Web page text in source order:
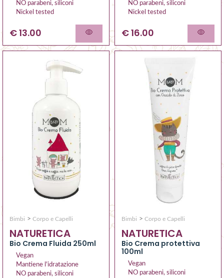
NO parabeni, siliconi
Nickel tested
€ 13.00
NO parabeni, siliconi
Nickel tested
€ 16.00
Bimbi > Corpo e Capelli
NATURETICA
Bio Crema Fluida 250ml
Vegan
Mantiene l'idratazione
NO parabeni, siliconi
Bimbi > Corpo e Capelli
NATURETICA
Bio Crema protettiva
100ml
Vegan
NO parabeni, siliconi